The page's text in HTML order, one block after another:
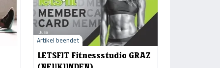
LETSFIT Fitnessstudio GRAZ
Artikel beendet